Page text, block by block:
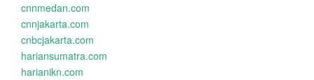
cnnmedan.com
cnnjakarta.com
cnbcjakarta.com
hariansumatra.com
harianikn.com